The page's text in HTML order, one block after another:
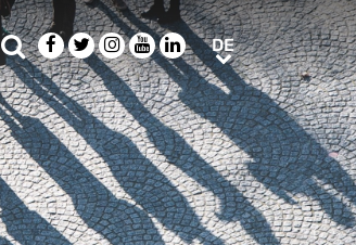
SucheFacebook
TwitterInstagram
Youtube
LinkedIn
DEDE